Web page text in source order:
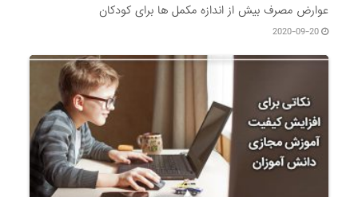
عوارض مصرف بیش از اندازه مکمل ها برای کودکان
2020-09-20